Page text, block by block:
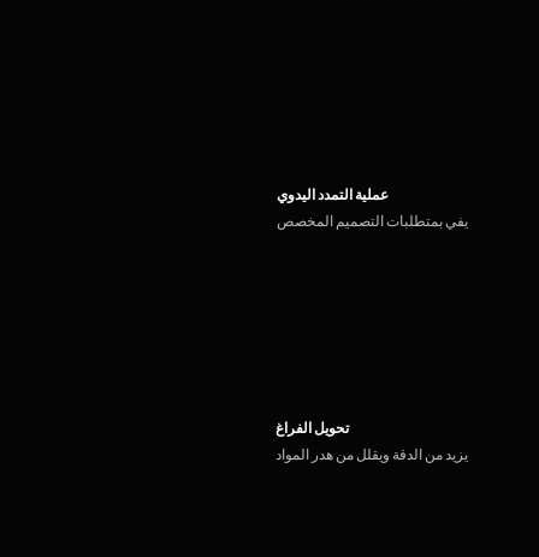
عملية التمدد اليدوي
يفي بمتطلبات التصميم المخصص
تحويل الفراغ
يزيد من الدقة ويقلل من هدر المواد